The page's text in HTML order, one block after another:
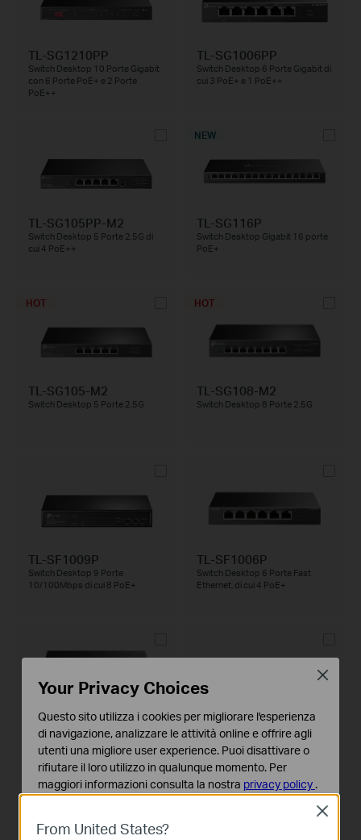
TL-SG1210PP
Switch Desktop 10 Porte Gigabit
con 6 Porte PoE+ e 2 Porte
PoE++
TL-SG1006PP
Switch Desktop 6 Porte Gigabit di
cui 3 PoE+ e 1 PoE++
TL-SG105PP-M2
Switch Desktop 5 Porte 2.5G di
cui 4 PoE++
NEW
TL-SG116P
Switch Desktop Gigabit 16 porte
PoE+
HOT
TL-SG105-M2
Switch Desktop 5 Porte 2.5G
HOT
TL-SG108-M2
Switch Desktop 8 Porte 2.5G
TL-SF1009P
Switch Desktop 9 Porte
10/100Mbps di cui 8 PoE+
TL-SF1006P
Switch Desktop 6 Porte Fast
Ethernet, di cui 4 PoE+
TL-SG1005LP
Switch Desktop 5 porte Gigabit di
cui 4 porte PoE+
TL-SG1218MP
Switch Rackmount 18 Porte
Gigabit LAN, di cui 16 PoE+, + 2
Slot SFP
From United States?
Close
Your Privacy Choices
Questo sito utilizza i cookies per migliorare l'esperienza
di navigazione, analizzare le attività online e offrire agli
utenti una migliore user experience. Puoi disattivare o
rifiutare il loro utilizzo in qualunque momento. Per
maggiori informazioni consulta la nostra privacy policy .
Questi cookies sono necessari per il corretto
Close